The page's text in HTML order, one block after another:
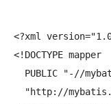
<?xml
<!DOCTYPE mapper
PUBLIC "-//
"http://